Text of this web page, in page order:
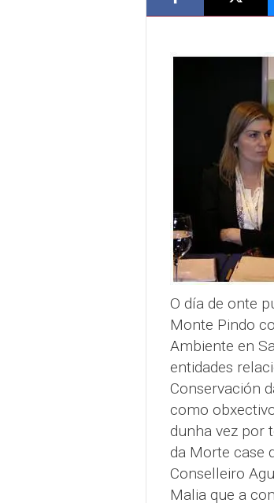
O día de onte
Monte Pindo
Ambiente en
entidades
Conservación
como
dunha vez por
da Morte case
Conselleiro
Malia que a